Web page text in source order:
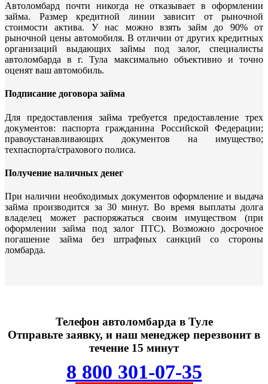
Автоломбард почти никогда не отказывает в оформлении
займа. Размер кредитной линии зависит от рыночной
стоимости актива. У нас можно взять займ до 90% от
рыночной цены автомобиля. В отличии от других кредитных
организаций выдающих займы под залог, специалисты
автоломбарда в г. Тула максимально объективно и точно
оценят ваш автомобиль.
Подписание договора займа
Для предоставления займа требуется предоставление трех
документов: паспорта гражданина Российской Федерации;
правоустанавливающих документов на имущество;
техпаспорта/страхового полиса.
Получение наличных денег
При наличии необходимых документов оформление и выдача
займа производится за 30 минут. Во время выплаты долга
владелец может распоряжаться своим имуществом (при
оформлении займа под залог ПТС). Возможно досрочное
погашение займа без штрафных санкций со стороны
ломбарда.
Телефон автоломбарда в Туле
Отправьте заявку, и наш менеджер перезвонит в
течение 15 минут
8 800 301-07-35